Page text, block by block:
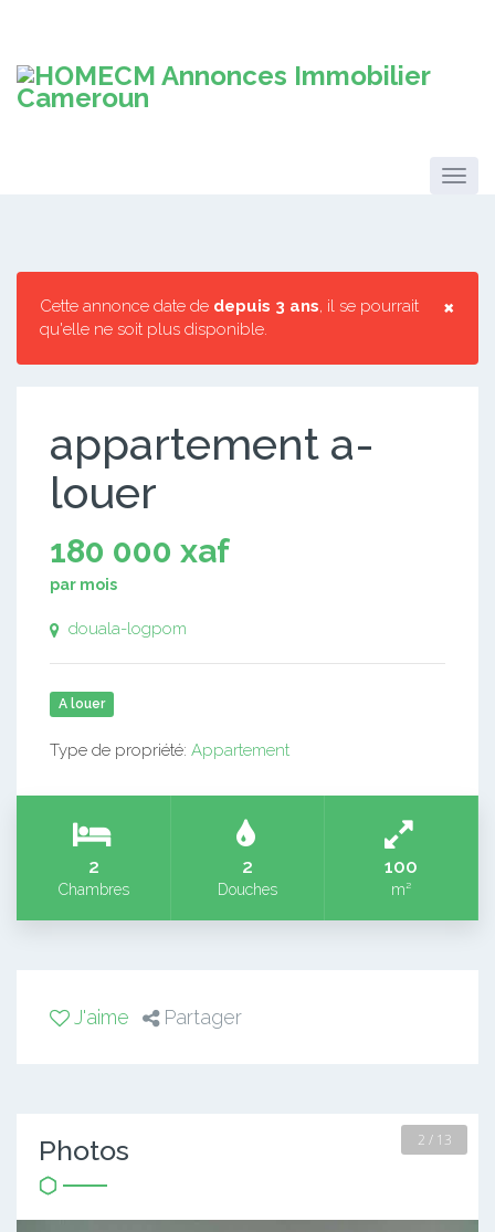
×
Cette annonce date de depuis 3 ans, il se pourrait
qu'elle ne soit plus disponible.
appartement a-
louer
180 000 xaf
par mois
douala-logpom
A louer
Type de propriété: Appartement
2
Chambres
2
Douches
100
m²
J'aime Partager
Photos 2 / 13